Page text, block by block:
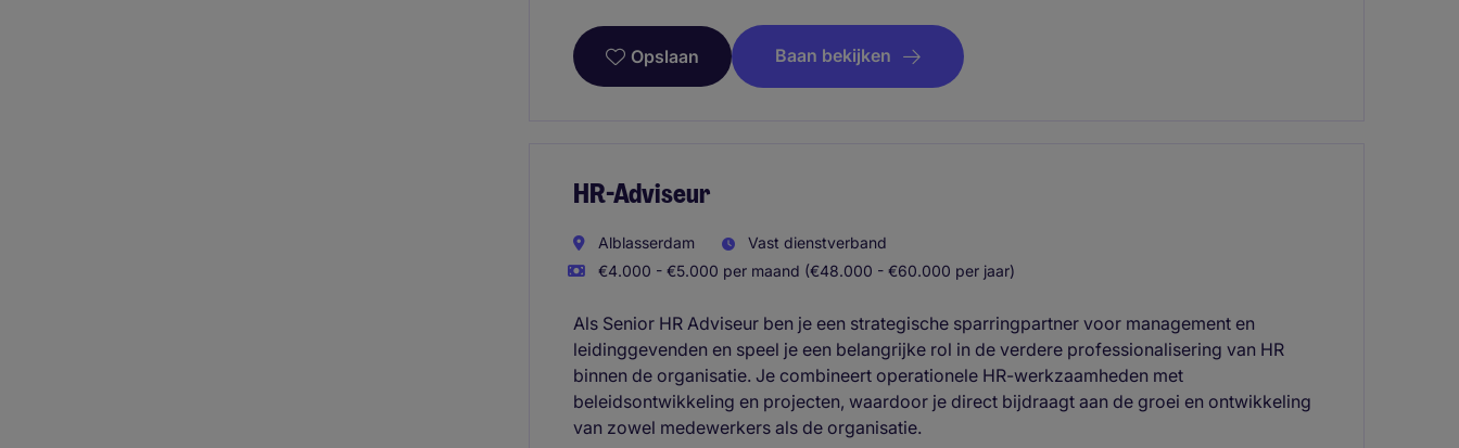
Opslaan Baan bekijken
HR-Adviseur
Alblasserdam
Vast dienstverband
€4.000 - €5.000 per maand (€48.000 - €60.000 per jaar)
Als Senior HR Adviseur ben je een strategische sparringpartner voor management en
leidinggevenden en speel je een belangrijke rol in de verdere professionalisering van HR
binnen de organisatie. Je combineert operationele HR-werkzaamheden met
beleidsontwikkeling en projecten, waardoor je direct bijdraagt aan de groei en ontwikkeling
van zowel medewerkers als de organisatie.